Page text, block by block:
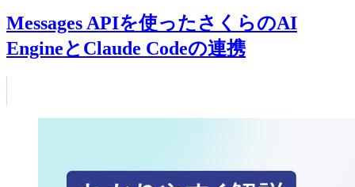
Messages APIを使ったさくらのAI
EngineとClaude Codeの連携